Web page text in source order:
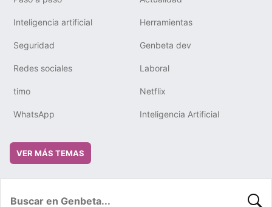
Inteligencia artificial Herramientas
Seguridad Genbeta dev
Redes sociales Laboral
timo Netflix
WhatsApp Inteligencia Artificial
VER MÁS TEMAS